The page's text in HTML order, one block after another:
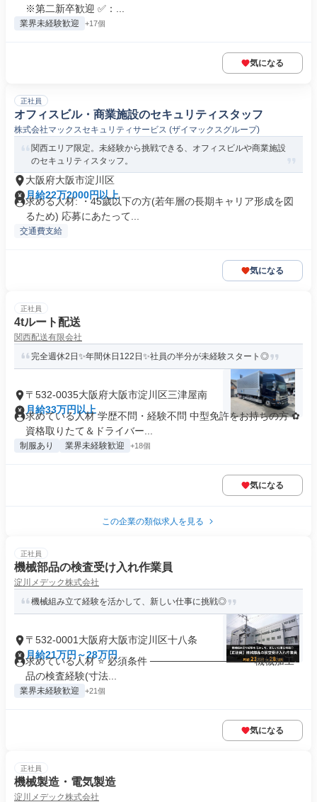
※第二新卒歓迎 ✅：...
業界未経験歓迎 +17個
気になる
正社員
オフィスビル・商業施設のセキュリティスタッフ
株式会社マックスセキュリティサービス (ザイマックスグループ)
関西エリア限定。未経験から挑戦できる、オフィスビルや商業施設
のセキュリティスタッフ。
大阪府大阪市淀川区
月給22万2000円以上
求める人材: ・45歲以下の方(若年層の長期キャリア形成を図
るため) 応募にあたって...
交通費支給
気になる
正社員
4tルート配送
関西配送有限会社
完全週休2日✨年間休日122日✨社員の半分が未経験スタート◎
〒532-0035大阪府大阪市淀川区三津屋南
月給33万円以上
求めている人材 学歴不問・経験不問 中型免許をお持ちの方 ✿
資格取りたて＆ドライバー...
制服あり 業界未経験歓迎 +18個
気になる
この企業の類似求人を見る
正社員
機械部品の検査受け入れ作業員
淀川メデック株式会社
機械組み立て経験を活かして、新しい仕事に挑戦◎
〒532-0001大阪府大阪市淀川区十八条
月給21万円～28万円
求めている人材 ⭐ 必須条件 ───────────── ・機械加工
品の検査経験(寸法...
業界未経験歓迎 +21個
気になる
正社員
機械製造・電気製造
淀川メデック株式会社